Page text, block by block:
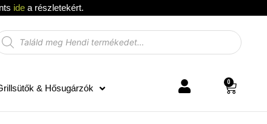
idea részletekért.
& Hősugárzók
0